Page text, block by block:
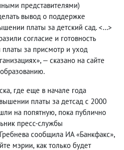
представителями)
вывод о поддержке
платы за детский сад. <…>
согласие и готовность
за присмотр и уход
— сказано на сайте
, где еще в начале года
платы за детсад с 2000
на попятную, пока публично
пресс-службы
сообщила ИА «Банкфакс»,
мэрии, как только будет